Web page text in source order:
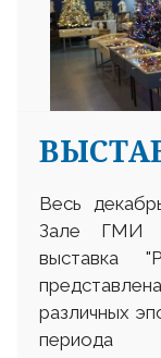
Весь
Зале ГМИ
выставка
различных
периода